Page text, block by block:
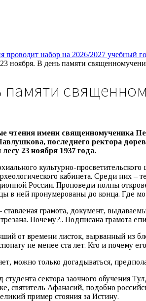
проводит набор на 2026/2027 учебный
23 ноября. В день памяти
памяти
чтения имени священномученика
последнего ректора
23 ноября 1937 года.
культурно-
кабинета. Среди них –
России. Проповеди полны
в ней пронумерованы до конца. Где
грамота, документ,
Почему?.. Подписана грамота
от времени листок, вырванный из
не менее ста лет. Кто и почему
можно только догадываться,
студента сектора заочного
святитель Афанасий, подобно
пример стояния за Истину.